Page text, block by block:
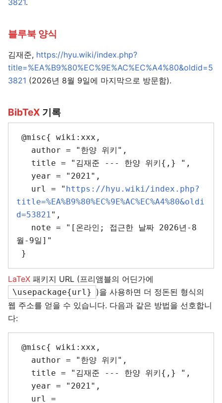
3821.
블루북 양식
김재준, https://hyu.wiki/index.php?
title=%EA%B9%80%EC%9E%AC%EC%A4%80&oldid=5
3821 (2026년 8월 9일에 마지막으로 방문함).
BibTeX 기록
   url = "
https://hyu.wiki/index.php?
title=%EA%B9%80%EC%9E%AC%EC%A4%80&oldi
d=53821",
월-9일]"
LaTeX 패키지 URL (프리앰블의 어딘가에
\usepackage{url}
)을 사용하면 더 정돈된 형식의
웹 주소를 얻을 수 있습니다. 다음과 같은 방법을 선호합니
다: